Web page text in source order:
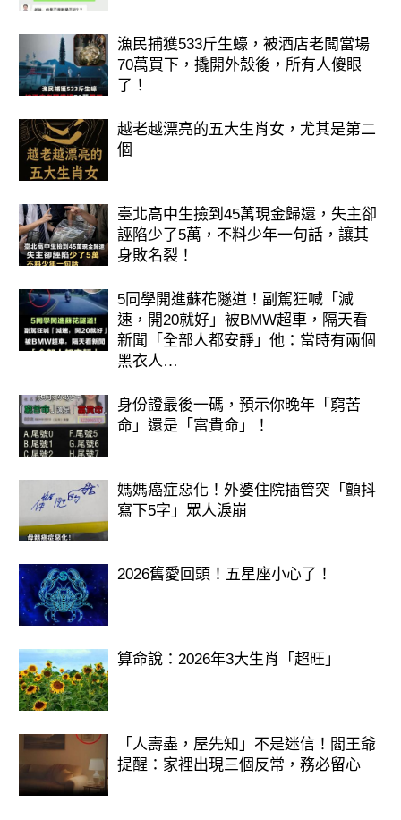
漁民捕獲533斤生蠔，被酒店老闆當場
70萬買下，撬開外殼後，所有人傻眼
了！
越老越漂亮的五大生肖女，尤其是第二
個
臺北高中生撿到45萬現金歸還，失主卻
誣陷少了5萬，不料少年一句話，讓其
身敗名裂！
5同學開進蘇花隧道！副駕狂喊「減
速，開20就好」被BMW超車，隔天看
新聞「全部人都安靜」他：當時有兩個
黑衣人…
身份證最後一碼，預示你晚年「窮苦
命」還是「富貴命」！
媽媽癌症惡化！外婆住院插管突「顫抖
寫下5字」眾人淚崩
2026舊愛回頭！五星座小心了！
算命說：2026年3大生肖「超旺」
「人壽盡，屋先知」不是迷信！閻王爺
提醒：家裡出現三個反常，務必留心